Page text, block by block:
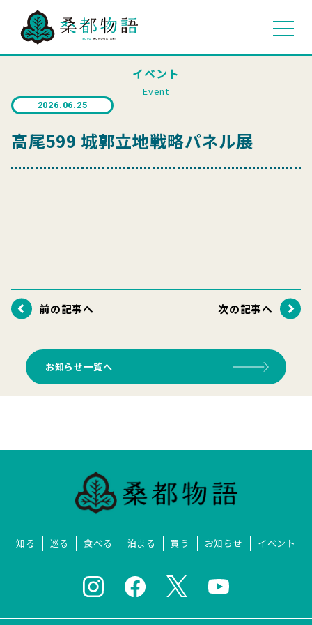
イベント
Event
2026.06.25
高尾599 城郭立地戦略パネル展
前の記事へ 次の記事へ
お知らせ一覧へ
知る 巡る 食べる 泊まる 買う お知らせ イベント